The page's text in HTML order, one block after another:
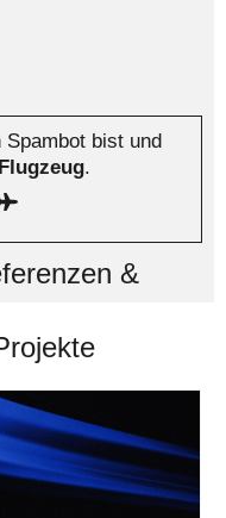
bist und
Flugzeug.
&